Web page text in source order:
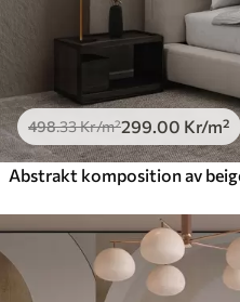
498.33Kr/m²299 .00 Kr/m²